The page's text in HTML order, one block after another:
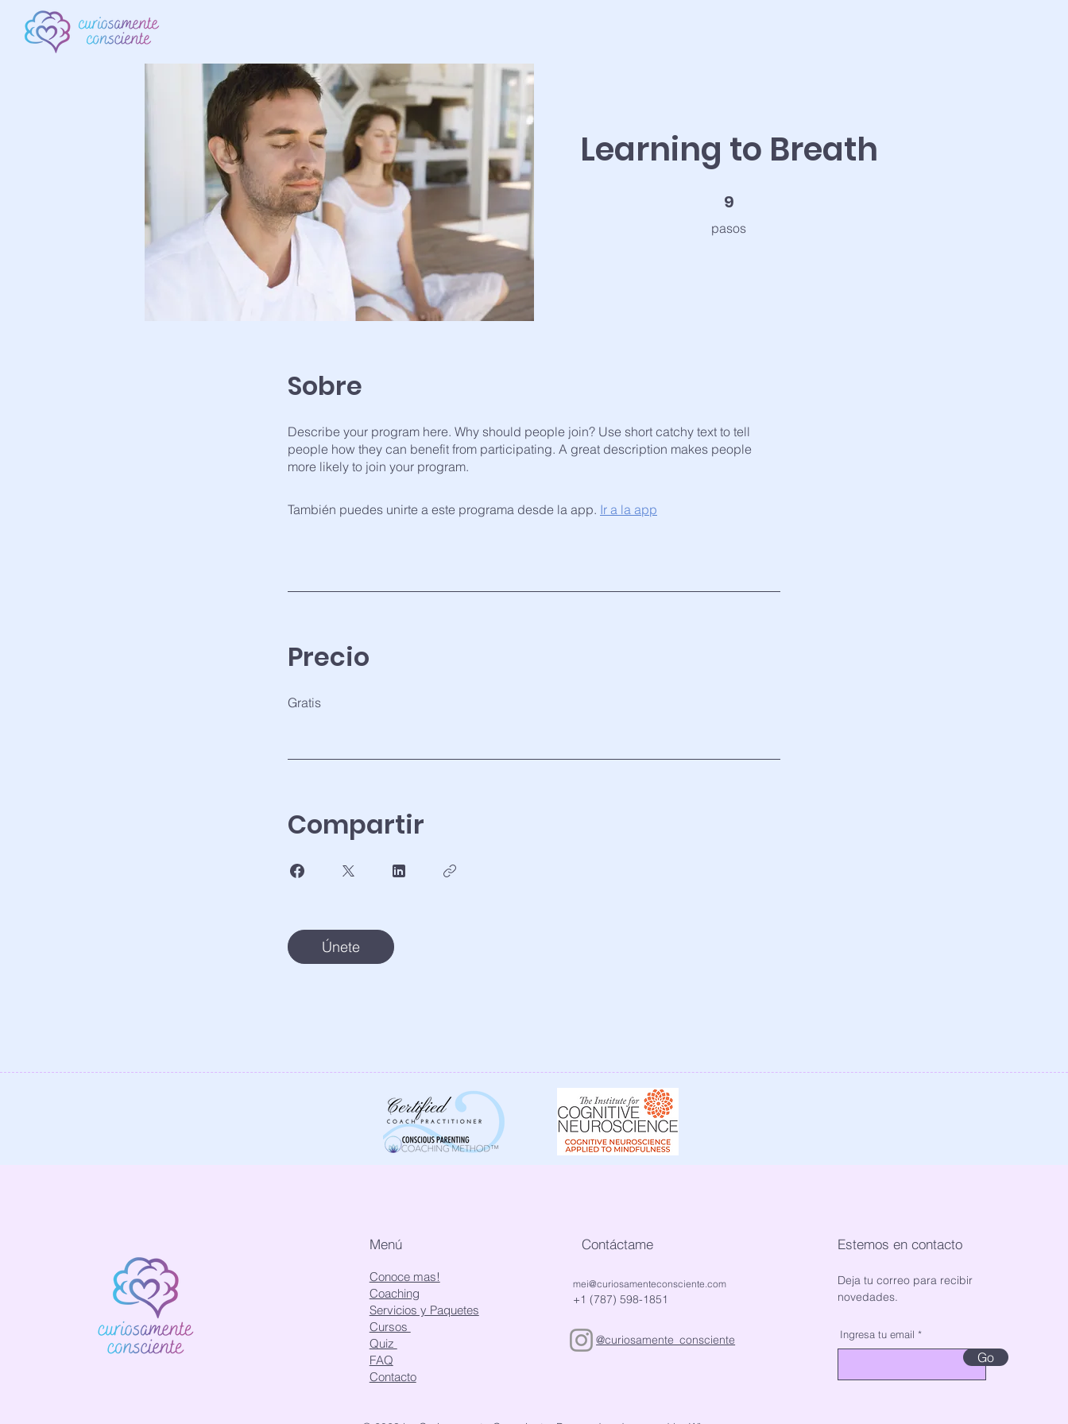
Learning to Breath
9
pasos
9 pasos
Sobre
Describe your program here. Why should people join? Use short catchy text to tell
people how they can benefit from participating. A great description makes people
more likely to join your program.
También puedes unirte a este programa desde la app. Ir a la app
Precio
Gratis
Compartir
Únete
Menú
Conoce mas!
Coaching
Servicios y Paquetes
Cursos
Quiz
FAQ
Contacto
Contáctame
mei@curiosamenteconsciente.com
+1 (787) 598-1851
@curiosamente_consciente
Estemos en contacto
Deja tu correo para recibir
novedades.
Ingresa tu email
Go